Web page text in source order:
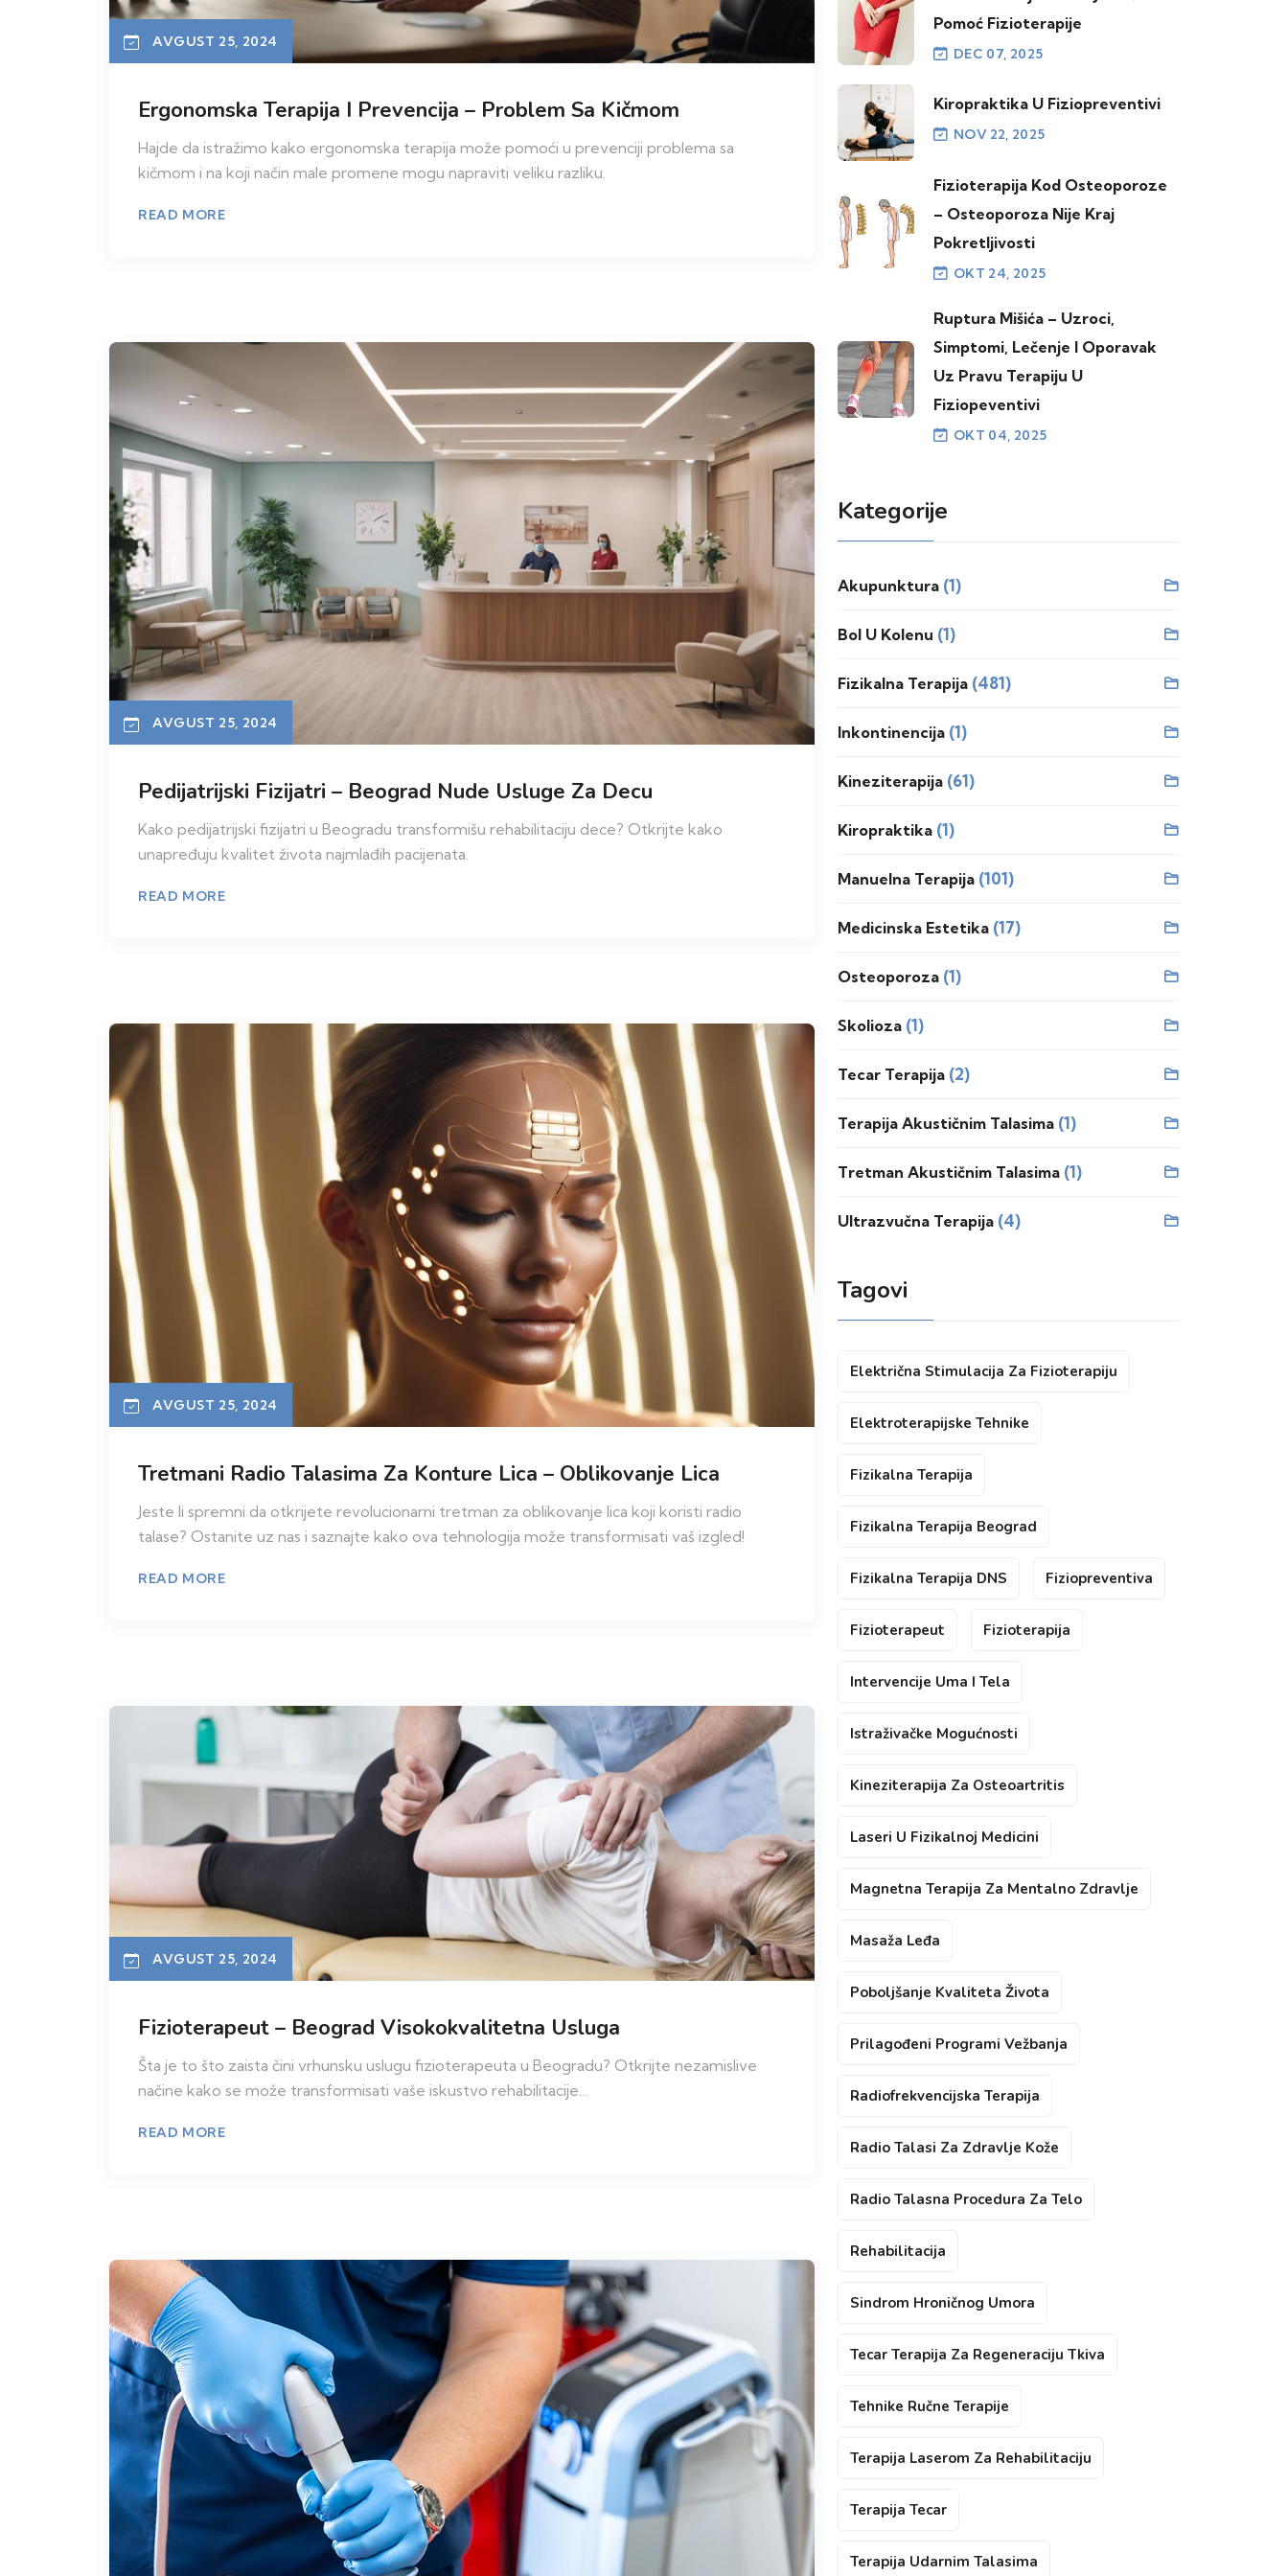
AVGUST 25, 2024
Ergonomska Terapija I Prevencija – Problem Sa Kičmom
Hajde da istražimo kako ergonomska terapija može pomoći u prevenciji problema sa
kičmom i na koji način male promene mogu napraviti veliku razliku.
READ MORE
AVGUST 25, 2024
Pedijatrijski Fizijatri – Beograd Nude Usluge Za Decu
Kako pedijatrijski fizijatri u Beogradu transformišu rehabilitaciju dece? Otkrijte kako
unapređuju kvalitet života najmlađih pacijenata.
READ MORE
AVGUST 25, 2024
Tretmani Radio Talasima Za Konture Lica – Oblikovanje Lica
Jeste li spremni da otkrijete revolucionarni tretman za oblikovanje lica koji koristi radio
talase? Ostanite uz nas i saznajte kako ova tehnologija može transformisati vaš izgled!
READ MORE
AVGUST 25, 2024
Fizioterapeut – Beograd Visokokvalitetna Usluga
Šta je to što zaista čini vrhunsku uslugu fizioterapeuta u Beogradu? Otkrijte nezamislive
načine kako se može transformisati vaše iskustvo rehabilitacije…
READ MORE
Pomoć Fizioterapije
DEC 07, 2025
Kiropraktika U Fiziopreventivi
NOV 22, 2025
Fizioterapija Kod Osteoporoze
– Osteoporoza Nije Kraj
Pokretljivosti
OKT 24, 2025
Ruptura Mišića – Uzroci,
Simptomi, Lečenje I Oporavak
Uz Pravu Terapiju U
Fiziopeventivi
OKT 04, 2025
Kategorije
Akupunktura (1)
Bol U Kolenu (1)
Fizikalna Terapija (481)
Inkontinencija (1)
Kineziterapija (61)
Kiropraktika (1)
Manuelna Terapija (101)
Medicinska Estetika (17)
Osteoporoza (1)
Skolioza (1)
Tecar Terapija (2)
Terapija Akustičnim Talasima (1)
Tretman Akustičnim Talasima (1)
Ultrazvučna Terapija (4)
Tagovi
Električna Stimulacija Za Fizioterapiju
Elektroterapijske Tehnike
Fizikalna Terapija
Fizikalna Terapija Beograd
Fizikalna Terapija DNS Fiziopreventiva
Fizioterapeut Fizioterapija
Intervencije Uma I Tela
Istraživačke Mogućnosti
Kineziterapija Za Osteoartritis
Laseri U Fizikalnoj Medicini
Magnetna Terapija Za Mentalno Zdravlje
Masaža Leđa
Poboljšanje Kvaliteta Života
Prilagođeni Programi Vežbanja
Radiofrekvencijska Terapija
Radio Talasi Za Zdravlje Kože
Radio Talasna Procedura Za Telo
Rehabilitacija
Sindrom Hroničnog Umora
Tecar Terapija Za Regeneraciju Tkiva
Tehnike Ručne Terapije
Terapija Laserom Za Rehabilitaciju
Terapija Tecar
Terapija Udarnim Talasima